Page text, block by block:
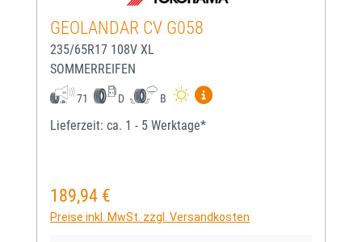
GEOLANDAR CV G058
235/65R17 108V XL
SOMMERREIFEN
71 D B
Mehr Informationen zum
Lieferzeit: ca. 1 - 5 Werktage*
Regulärer Preis:
189,94 €
Preise inkl. MwSt. zzgl. Versandkosten